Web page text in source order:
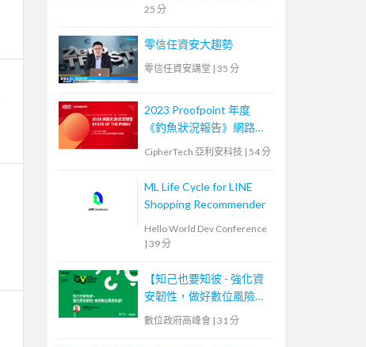
25 分
零信任資安大趨勢
零信任資安講堂 | 35 分
2023 Proofpoint 年度
《釣魚狀況報告》網路研
CipherTech 亞利安科技 | 54 分
ML Life Cycle for LINE
Shopping Recommender
Hello World Dev Conference
| 39 分
【知己也要知彼 - 強化資
安韌性，做好數位風險防
護！】
數位政府高峰會 | 31 分